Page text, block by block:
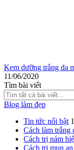
Kem dưỡng trắng da
11/06/2020
Tìm bài viết
Blog làm đẹp
Tin tức nổi bật
Cách làm trắng
Cách trị nám
Cách trị mụn an